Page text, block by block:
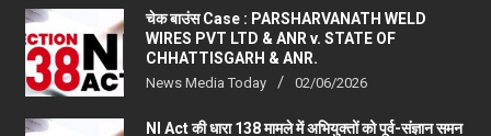
WIRES PVT LTD & ANR v. STATE OF
CHHATTISGARH & ANR.
News Media Today 02/06/2026
की आवश्यकता नहीं: सुप्रीम कोर्ट